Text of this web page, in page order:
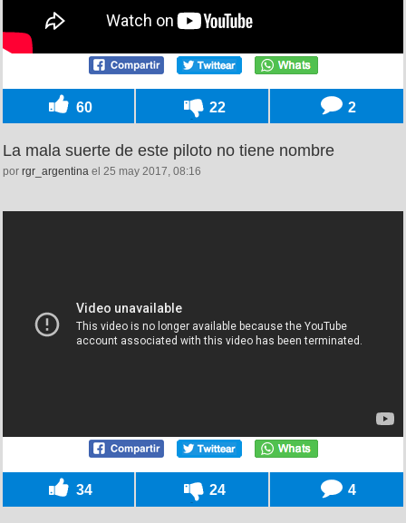
60 22 2
La mala suerte de este piloto no tiene nombre
por rgr_argentina el 25 may 2017, 08:16
34 24 4